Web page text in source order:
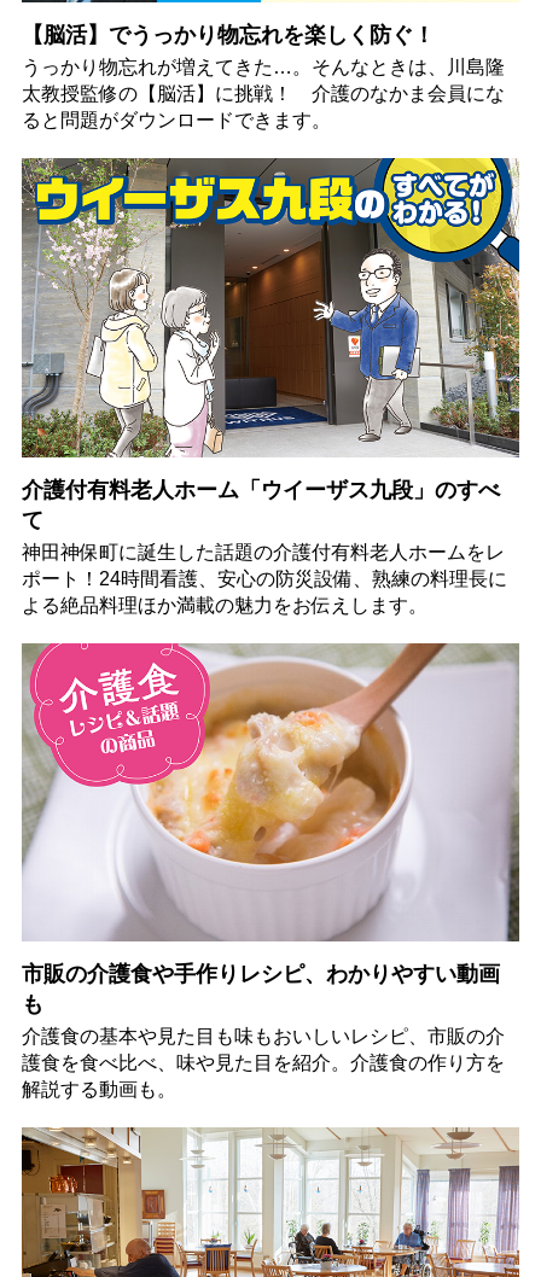
【脳活】でうっかり物忘れを楽しく防ぐ！
うっかり物忘れが増えてきた…。そんなときは、川島隆
太教授監修の【脳活】に挑戦！ 介護のなかま会員にな
ると問題がダウンロードできます。
介護付有料老人ホーム「ウイーザス九段」のすべ
て
神田神保町に誕生した話題の介護付有料老人ホームをレ
ポート！24時間看護、安心の防災設備、熟練の料理長に
よる絶品料理ほか満載の魅力をお伝えします。
市販の介護食や手作りレシピ、わかりやすい動画
も
介護食の基本や見た目も味もおいしいレシピ、市販の介
護食を食べ比べ、味や見た目を紹介。介護食の作り方を
解説する動画も。